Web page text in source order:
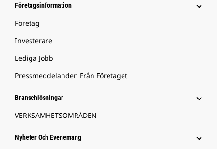
Företagsinformation
Företag
Investerare
Lediga Jobb
Pressmeddelanden Från Företaget
Branschlösningar
VERKSAMHETSOMRÅDEN
Nyheter Och Evenemang